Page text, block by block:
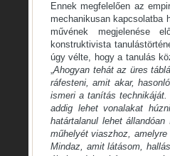
Ennek megfelelően az
mechanikusan kapcsolatba
művének megjelenése
konstruktivista
úgy vélte, hogy a tanulás
„Ahogyan tehát az üres
ráfesteni, amit akar,
ismeri a tanítás
addig lehet vonalakat
határtalanul lehet
műhelyét viaszhoz,
Mindaz, amit látásom,